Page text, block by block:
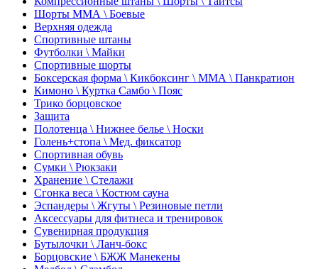
Шорты ММА \ Боевые
Верхняя одежда
Спортивные штаны
Футболки \ Майки
Спортивные шорты
Боксерская форма \ Кикбоксинг \ ММА \ Панкратион
Кимоно \ Куртка Самбо \ Пояс
Трико борцовское
Защита
Полотенца \ Нижнее белье \ Носки
Голень+стопа \ Мед. фиксатор
Спортивная обувь
Сумки \ Рюкзаки
Хранение \ Стелажи
Сгонка веса \ Костюм сауна
Эспандеры \ Жгуты \ Резиновые петли
Аксессуары для фитнеса и тренировок
Сувенирная продукция
Бутылочки \ Ланч-бокс
Борцовские \ БЖЖ Манекены